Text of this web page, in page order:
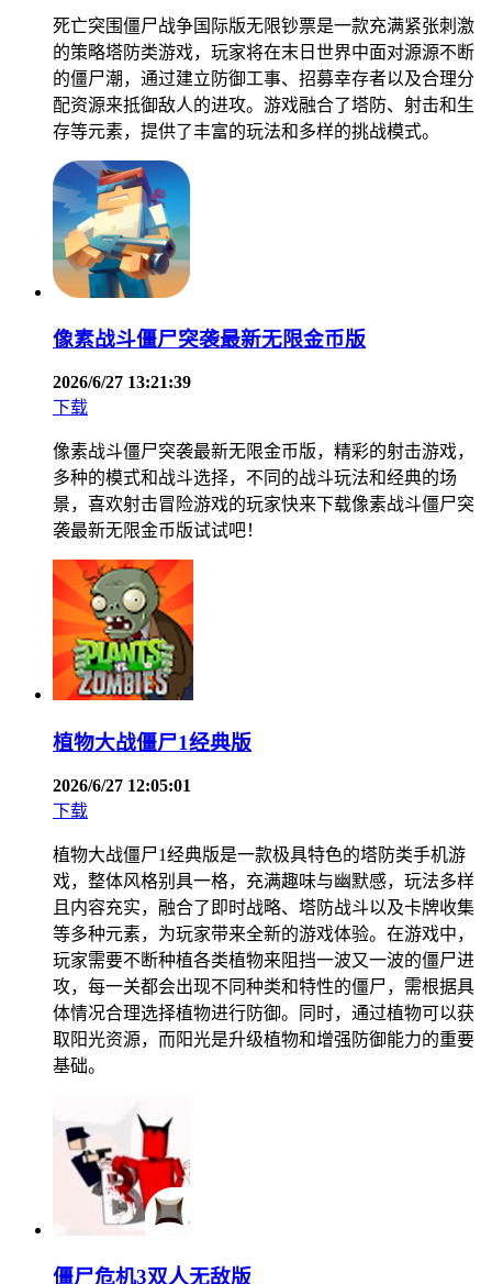
死亡突围僵尸战争国际版无限钞票是一款充满紧张刺激
的策略塔防类游戏，玩家将在末日世界中面对源源不断
的僵尸潮，通过建立防御工事、招募幸存者以及合理分
配资源来抵御敌人的进攻。游戏融合了塔防、射击和生
存等元素，提供了丰富的玩法和多样的挑战模式。
像素战斗僵尸突袭最新无限金币版
2026/6/27 13:21:39
下载
像素战斗僵尸突袭最新无限金币版，精彩的射击游戏，
多种的模式和战斗选择，不同的战斗玩法和经典的场
景，喜欢射击冒险游戏的玩家快来下载像素战斗僵尸突
袭最新无限金币版试试吧！
植物大战僵尸1经典版
2026/6/27 12:05:01
下载
植物大战僵尸1经典版是一款极具特色的塔防类手机游
戏，整体风格别具一格，充满趣味与幽默感，玩法多样
且内容充实，融合了即时战略、塔防战斗以及卡牌收集
等多种元素，为玩家带来全新的游戏体验。在游戏中，
玩家需要不断种植各类植物来阻挡一波又一波的僵尸进
攻，每一关都会出现不同种类和特性的僵尸，需根据具
体情况合理选择植物进行防御。同时，通过植物可以获
取阳光资源，而阳光是升级植物和增强防御能力的重要
基础。
僵尸危机3双人无敌版